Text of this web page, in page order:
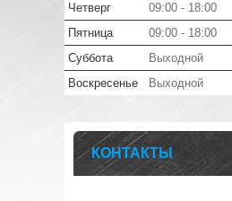
Четверг
09:00
18:00
Пятница
09:00
18:00
Суббота
Выходной
Воскресенье
Выходной
КОНТАКТЫ